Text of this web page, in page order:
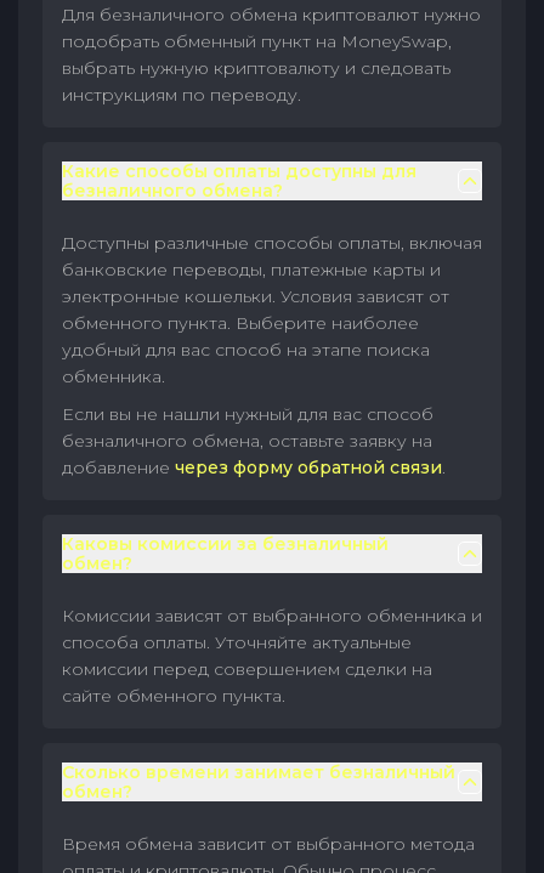
Для безналичного обмена криптовалют нужно
подобрать обменный пункт на MoneySwap,
выбрать нужную криптовалюту и следовать
инструкциям по переводу.
Какие способы оплаты доступны для
безналичного обмена?
Доступны различные способы оплаты, включая
банковские переводы, платежные карты и
электронные кошельки. Условия зависят от
обменного пункта. Выберите наиболее
удобный для вас способ на этапе поиска
обменника.
Если вы не нашли нужный для вас способ
безналичного обмена, оставьте заявку на
добавление через форму обратной связи.
Каковы комиссии за безналичный
обмен?
Комиссии зависят от выбранного обменника и
способа оплаты. Уточняйте актуальные
комиссии перед совершением сделки на
сайте обменного пункта.
Сколько времени занимает безналичный
обмен?
Время обмена зависит от выбранного метода